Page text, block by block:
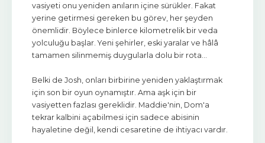
vasiyeti onu yeniden anıların içine sürükler. Fakat
yerine getirmesi gereken bu görev, her şeyden
önemlidir. Böylece binlerce kilometrelik bir veda
yolculuğu başlar. Yeni şehirler, eski yaralar ve hâlâ
tamamen silinmemiş duygularla dolu bir rota…
Belki de Josh, onları birbirine yeniden yaklaştırmak
için son bir oyun oynamıştır. Ama aşk için bir
vasiyetten fazlası gereklidir. Maddie'nin, Dom'a
tekrar kalbini açabilmesi için sadece abisinin
hayaletine değil, kendi cesaretine de ihtiyacı vardır.